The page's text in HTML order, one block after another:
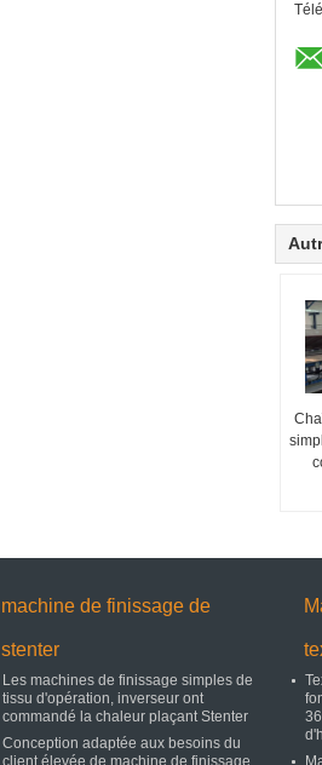
machine de finissage de
stenter
Les machines de finissage simples de
tissu d'opération, inverseur ont
commandé la chaleur plaçant Stenter
Conception adaptée aux besoins du
client élevée de machine de finissage